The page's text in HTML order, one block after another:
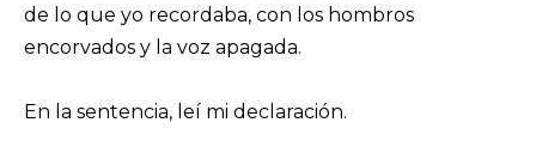
de lo que yo recordaba, con los hombros
encorvados y la voz apagada.
En la sentencia, leí mi declaración.